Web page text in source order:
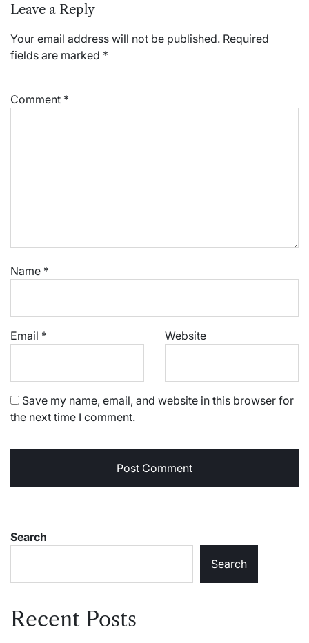
Leave a Reply
Your email address will not be published. Required
fields are marked *
Comment *
Name *
Email * Website
Save my name, email, and website in this browser for
the next time I comment.
Search
Search
Recent Posts